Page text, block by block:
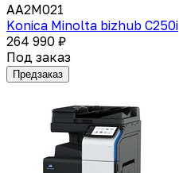
AA2M021
Konica Minolta bizhub C250i
264 990 ₽
Под заказ
Предзаказ